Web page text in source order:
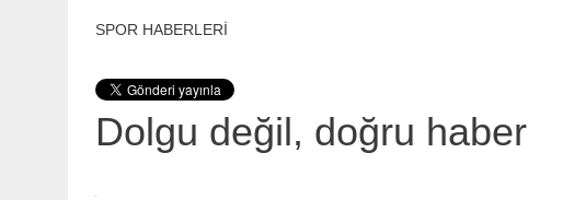
SPOR HABERLERİ
Dolgu değil, doğru haber